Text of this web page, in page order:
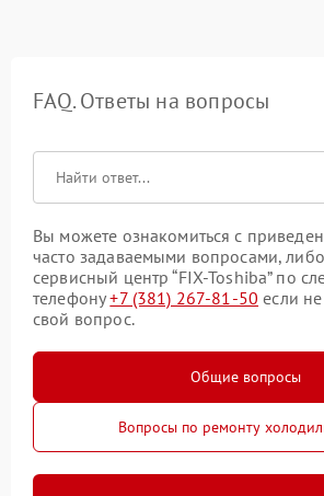
FAQ. Ответы на вопросы
Вы можете ознакомиться с
часто задаваемыми вопросами,
сервисный центр “FIX-Toshiba” по
телефону+7 (381) 267-81-50 если
свой вопрос.
Общие вопросы
Вопросы по ремонту